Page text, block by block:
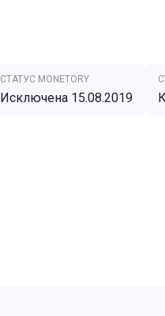
СТАТУС MONETORY
Исключена 15.08.2019